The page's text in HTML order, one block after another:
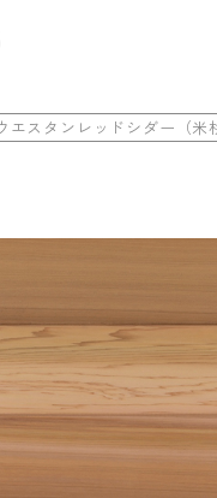
ォーム
エスタンレッドシダー（